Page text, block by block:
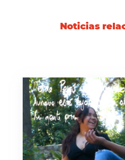
Noticias